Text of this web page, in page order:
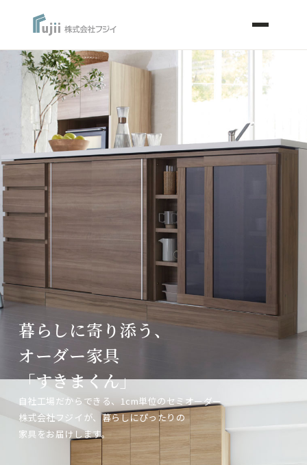
暮らしに寄り添う、
オーダー家具
「すきまくん」
自社工場だからできる、1cm単位のセミオーダー
株式会社フジイが、暮らしにぴったりの
家具をお届けします。
暮らしに寄り添う、
オーダー家具
「すきまくん」
自社工場だからできる、1cm単位のセミオーダー
株式会社フジイが、暮らしにぴったりの
家具をお届けします。
暮らしに寄り添う、
オーダー家具
「すきまくん」
自社工場だからできる、1cm単位のセミオーダー
株式会社フジイが、暮らしにぴったりの
家具をお届けします。